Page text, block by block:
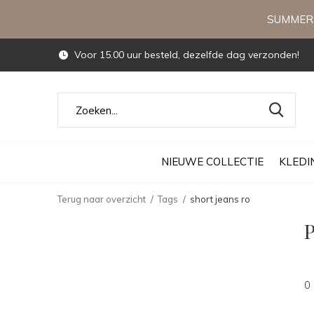
NIEUWE COLLECTIE
Voor 15.00 uur besteld, dezelfde dag verzonden!
Terug naar overzicht Tags short jeans ro
0